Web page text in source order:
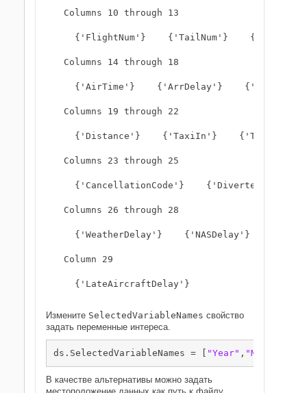
  Columns 10 through 13
{'FlightNum'}    {'TailNum'}
  Columns 14 through 18
{'AirTime'}    {'ArrDelay'}
  Columns 19 through 22
{'Distance'}    {'TaxiIn'}    {'TaxiOut'}
  Columns 23 through 25
{'CancellationCode'}    {'Diverted'}
  Columns 26 through 28
{'WeatherDelay'}    {'NASDelay'}
  Column 29
    {'LateAircraftDelay'}
Измените SelectedVariableNames свойство
задать переменные интереса.
ds.SelectedVariableNames = [ "Year" , "Month"
В качестве альтернативы можно задать